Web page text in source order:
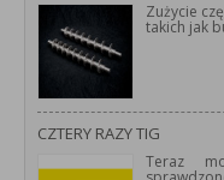
Zużycie
takich jak
CZTERY RAZY TIG
Teraz